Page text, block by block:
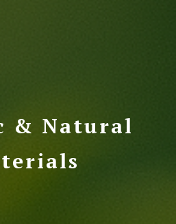
& Natural